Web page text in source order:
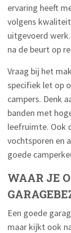
ervaring heeft
volgens
uitgevoerd
na de beurt op
Vraag bij het
specifiek let op
campers. Denk
banden met
leefruimte. Ook
vochtsporen en
goede
WAAR JE
Een goede
maar kijkt ook